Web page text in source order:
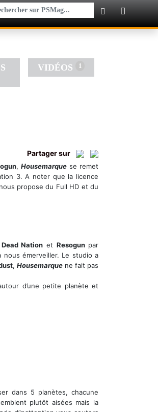
×
VIDÉOS 1
Partager sur
,Housemarque se remet
3. A noter que la licence
propose du Full HD et du
Dead Nation et Resogunpar
nous émerveiller. Le studio a
, Housemarquene fait pas
d’une petite planète et
dans 5 planètes, chacune
plutôt aisées mais la